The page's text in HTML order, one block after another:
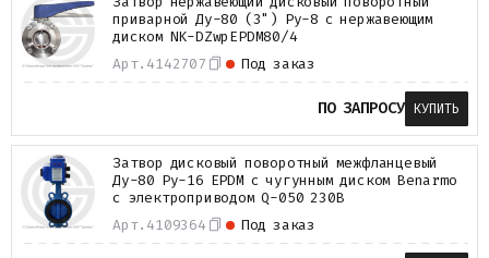
Арт. 4142707 Под заказ
приварной Ду-80 (3") Ру-8 с нержавеющим
диском NK-DZwpEPDM80/4
ПО ЗАПРОСУ КУПИТЬ
Арт. 4109364 Под заказ
Затвор дисковый поворотный межфланцевый
Ду-80 Ру-16 EPDM с чугунным диском Benarmo
с электроприводом Q-050 230В